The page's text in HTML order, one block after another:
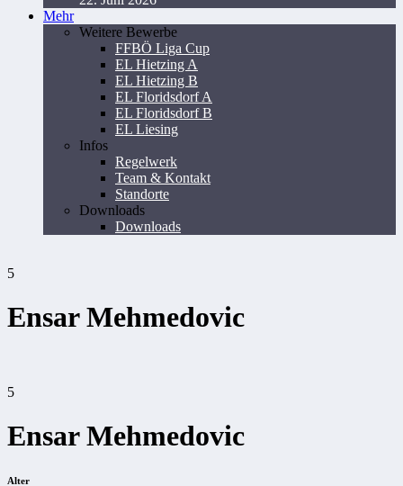
Mehr
Weitere Bewerbe
FFBÖ Liga Cup
EL Hietzing A
EL Hietzing B
EL Floridsdorf A
EL Floridsdorf B
EL Liesing
Infos
Regelwerk
Team & Kontakt
Standorte
Downloads
Downloads
5
Ensar Mehmedovic
5
Ensar Mehmedovic
Alter